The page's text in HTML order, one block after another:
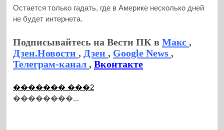
Остается только гадать, где в Америке несколько дней
не будет интернета.
Подписывайтесь на Вести ПК вМакс,
Дзен.Новости, Дзен, Google News,
Телеграм-канал,Вконтакте
������� ���2
��������...